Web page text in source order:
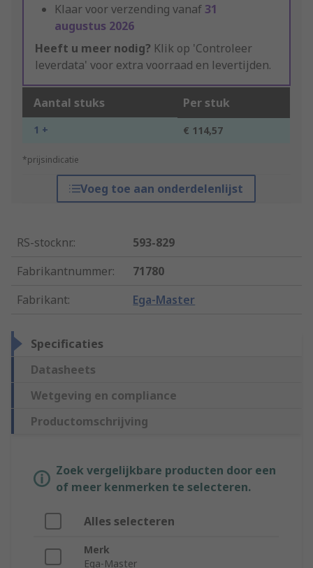
Klaar voor verzending vanaf31
augustus 2026
Heeft u meer nodig? Klik op 'Controleer
leverdata' voor extra voorraad en levertijden.
Aantal stuks Per stuk
1 + € 114,57
*prijsindicatie
Voeg toe aan onderdelenlijst
RS-stocknr.:
593-829
Fabrikantnummer:
71780
Fabrikant: Ega-Master
Specificaties
Datasheets
Wetgeving en compliance
Productomschrijving
Zoek vergelijkbare producten door een
of meer kenmerken te selecteren.
Alles selecteren
Merk
Ega-Master